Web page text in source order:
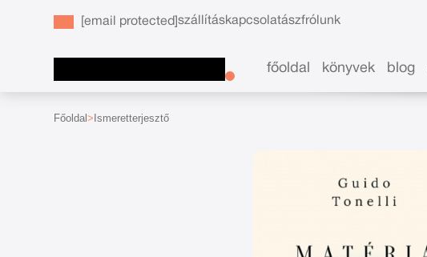
[email protected]szállításkapcsolatászfrólunk
főoldal könyvek blog
Főoldal Ismeretterjesztő